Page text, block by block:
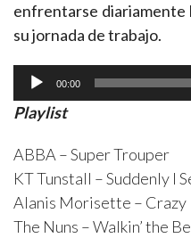
enfrentarse diariamente
su jornada de trabajo.
Reproductor
audio
00:00
Playlist
ABBA – Super Trouper
KT Tunstall – Suddenly I
Alanis Morisette – Crazy
The Nuns – Walkin’ the